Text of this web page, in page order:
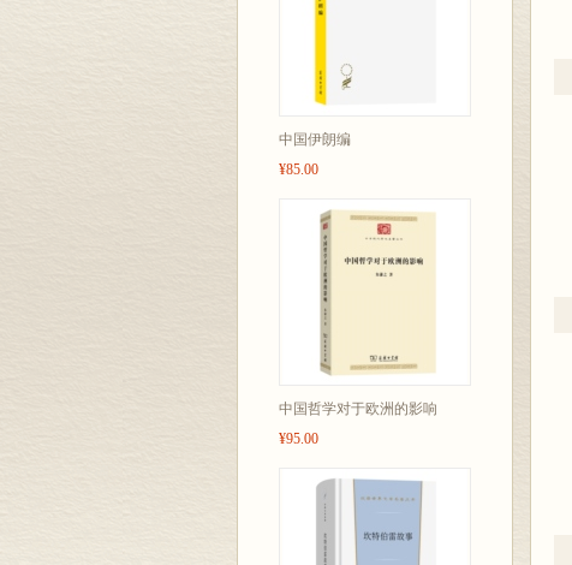
中国伊朗编
¥85.00
中国哲学对于欧洲的影响
¥95.00